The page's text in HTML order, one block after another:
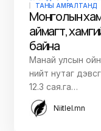
ТАНЫ АМРАЛТАНД
Монголын
аймагт,
байна
Манай улсын ойн
нийт нутаг
12.3 сая.га…
Niitlel.mn